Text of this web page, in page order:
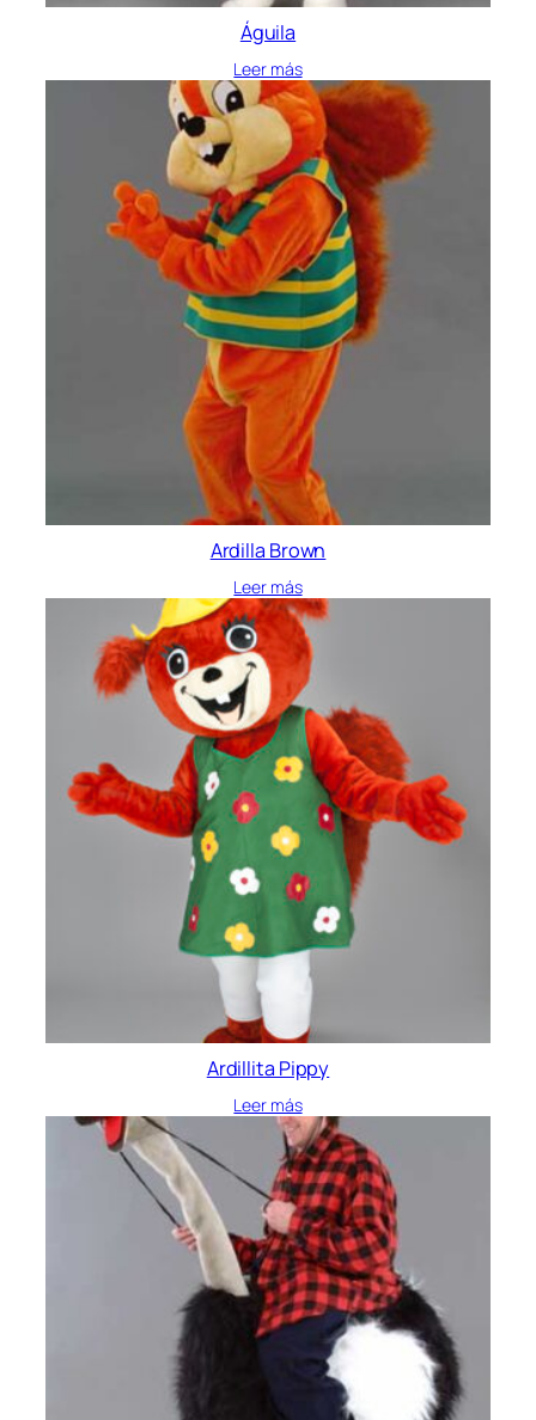
Águila
Leer más
Ardilla Brown
Leer más
Ardillita Pippy
Leer más